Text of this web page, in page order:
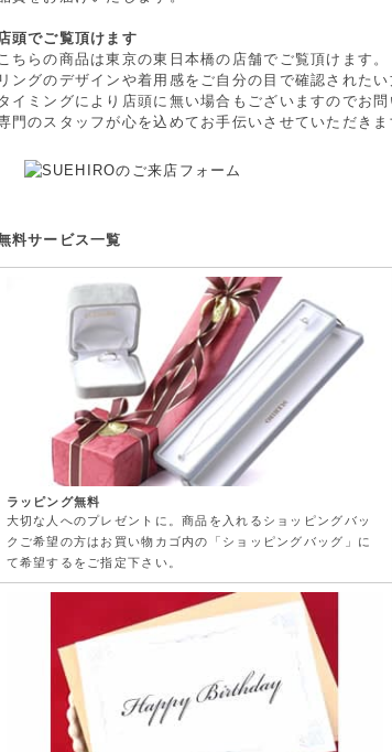
頭でご覧頂けます
ちらの商品は東京の東日本橋の店舗でご覧頂けます。
リングのデザインや着用感をご自分の目で確認されたい
タイミングにより店頭に無い場合もございますのでお問
門のスタッフが心を込めてお手伝いさせていただき
料サービス一覧
ラッピング無料
大切な人へのプレゼントに。商品を入れるショッピングバッ
クご希望の方はお買い物カゴ内の「ショッピングバッグ」に
て希望するをご指定下さい。